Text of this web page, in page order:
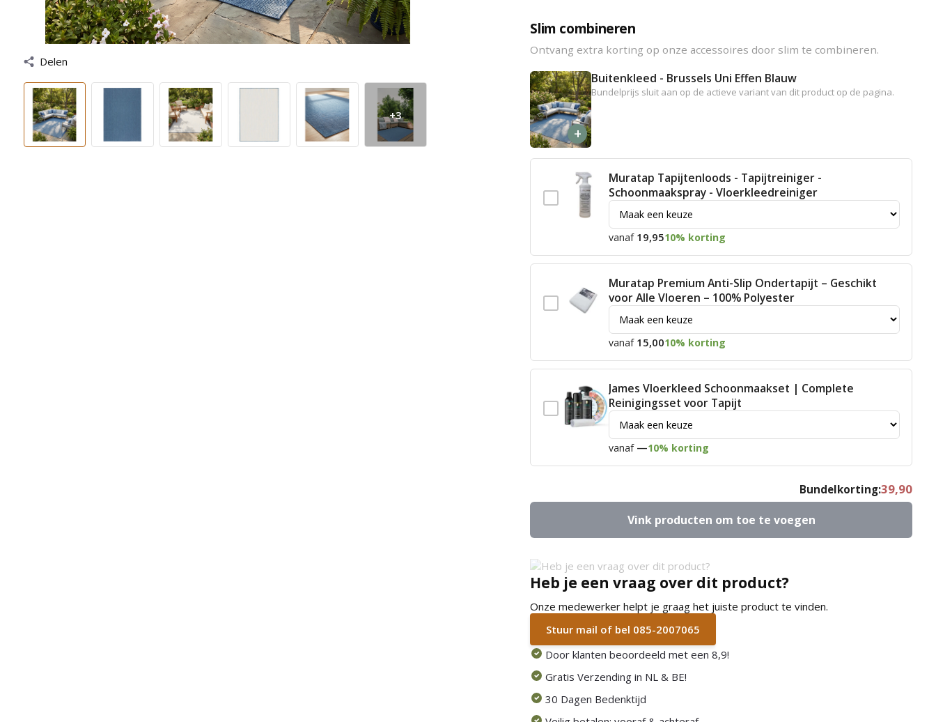
Delen
+3
Slim combineren
Ontvang extra korting op onze accessoires door slim te combineren.
+
Buitenkleed - Brussels Uni Effen Blauw
Bundelprijs sluit aan op de actieve variant van dit product op de pagina.
Muratap Tapijtenloods - Tapijtreiniger -
Schoonmaakspray - Vloerkleedreiniger
vanaf 19,9510% korting
Muratap Premium Anti-Slip Ondertapijt – Geschikt
voor Alle Vloeren – 100% Polyester
vanaf 15,0010% korting
James Vloerkleed Schoonmaakset | Complete
Reinigingsset voor Tapijt
vanaf —10% korting
Bundelkorting:39,90
Vink producten om toe te voegen
Heb je een vraag over dit product?
Onze medewerker helpt je graag het juiste product te vinden.
Stuur mail of bel 085-2007065
Door klanten beoordeeld met een 8,9!
Gratis Verzending in NL & BE!
30 Dagen Bedenktijd